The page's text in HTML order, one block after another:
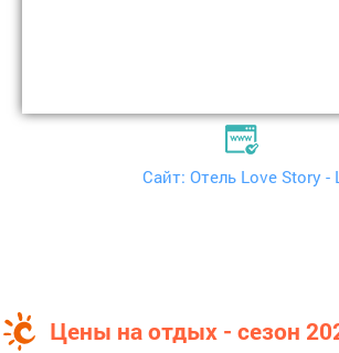
Сайт: Отель Love Story -
Цены на отдых - сезон